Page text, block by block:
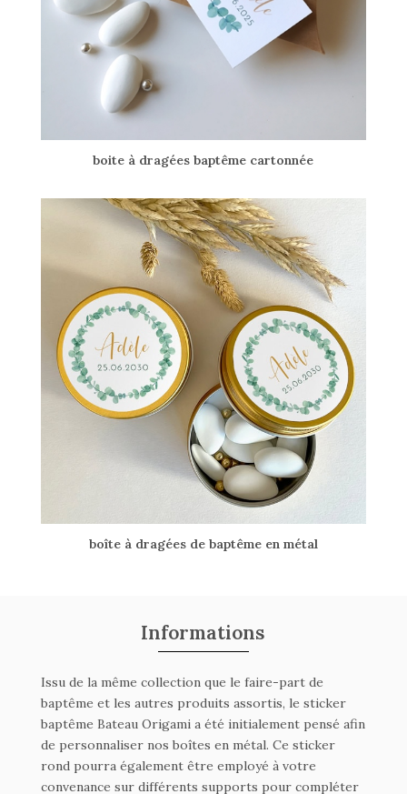
boite à dragées baptême cartonnée
boîte à dragées de baptême en métal
Informations
Issu de la même collection que le faire-part de
baptême et les autres produits assortis, le sticker
baptême Bateau Origami a été initialement pensé afin
de personnaliser nos boîtes en métal. Ce sticker
rond pourra également être employé à votre
convenance sur différents supports pour compléter